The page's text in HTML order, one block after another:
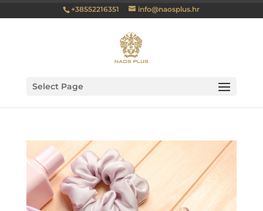
+38552216351 info@naosplus.hr
Select Page